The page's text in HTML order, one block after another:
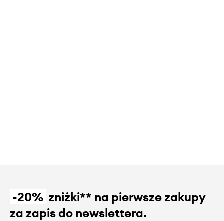
-20% zniżki** na pierwsze zakupy
za zapis do newslettera.